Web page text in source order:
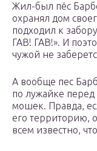
Жил-был пёс
охранял дом
подходил к
ГАВ! ГАВ!». И
чужой не
А вообще пес
по лужайке
мошек. Правда,
его территорию,
всем известно,